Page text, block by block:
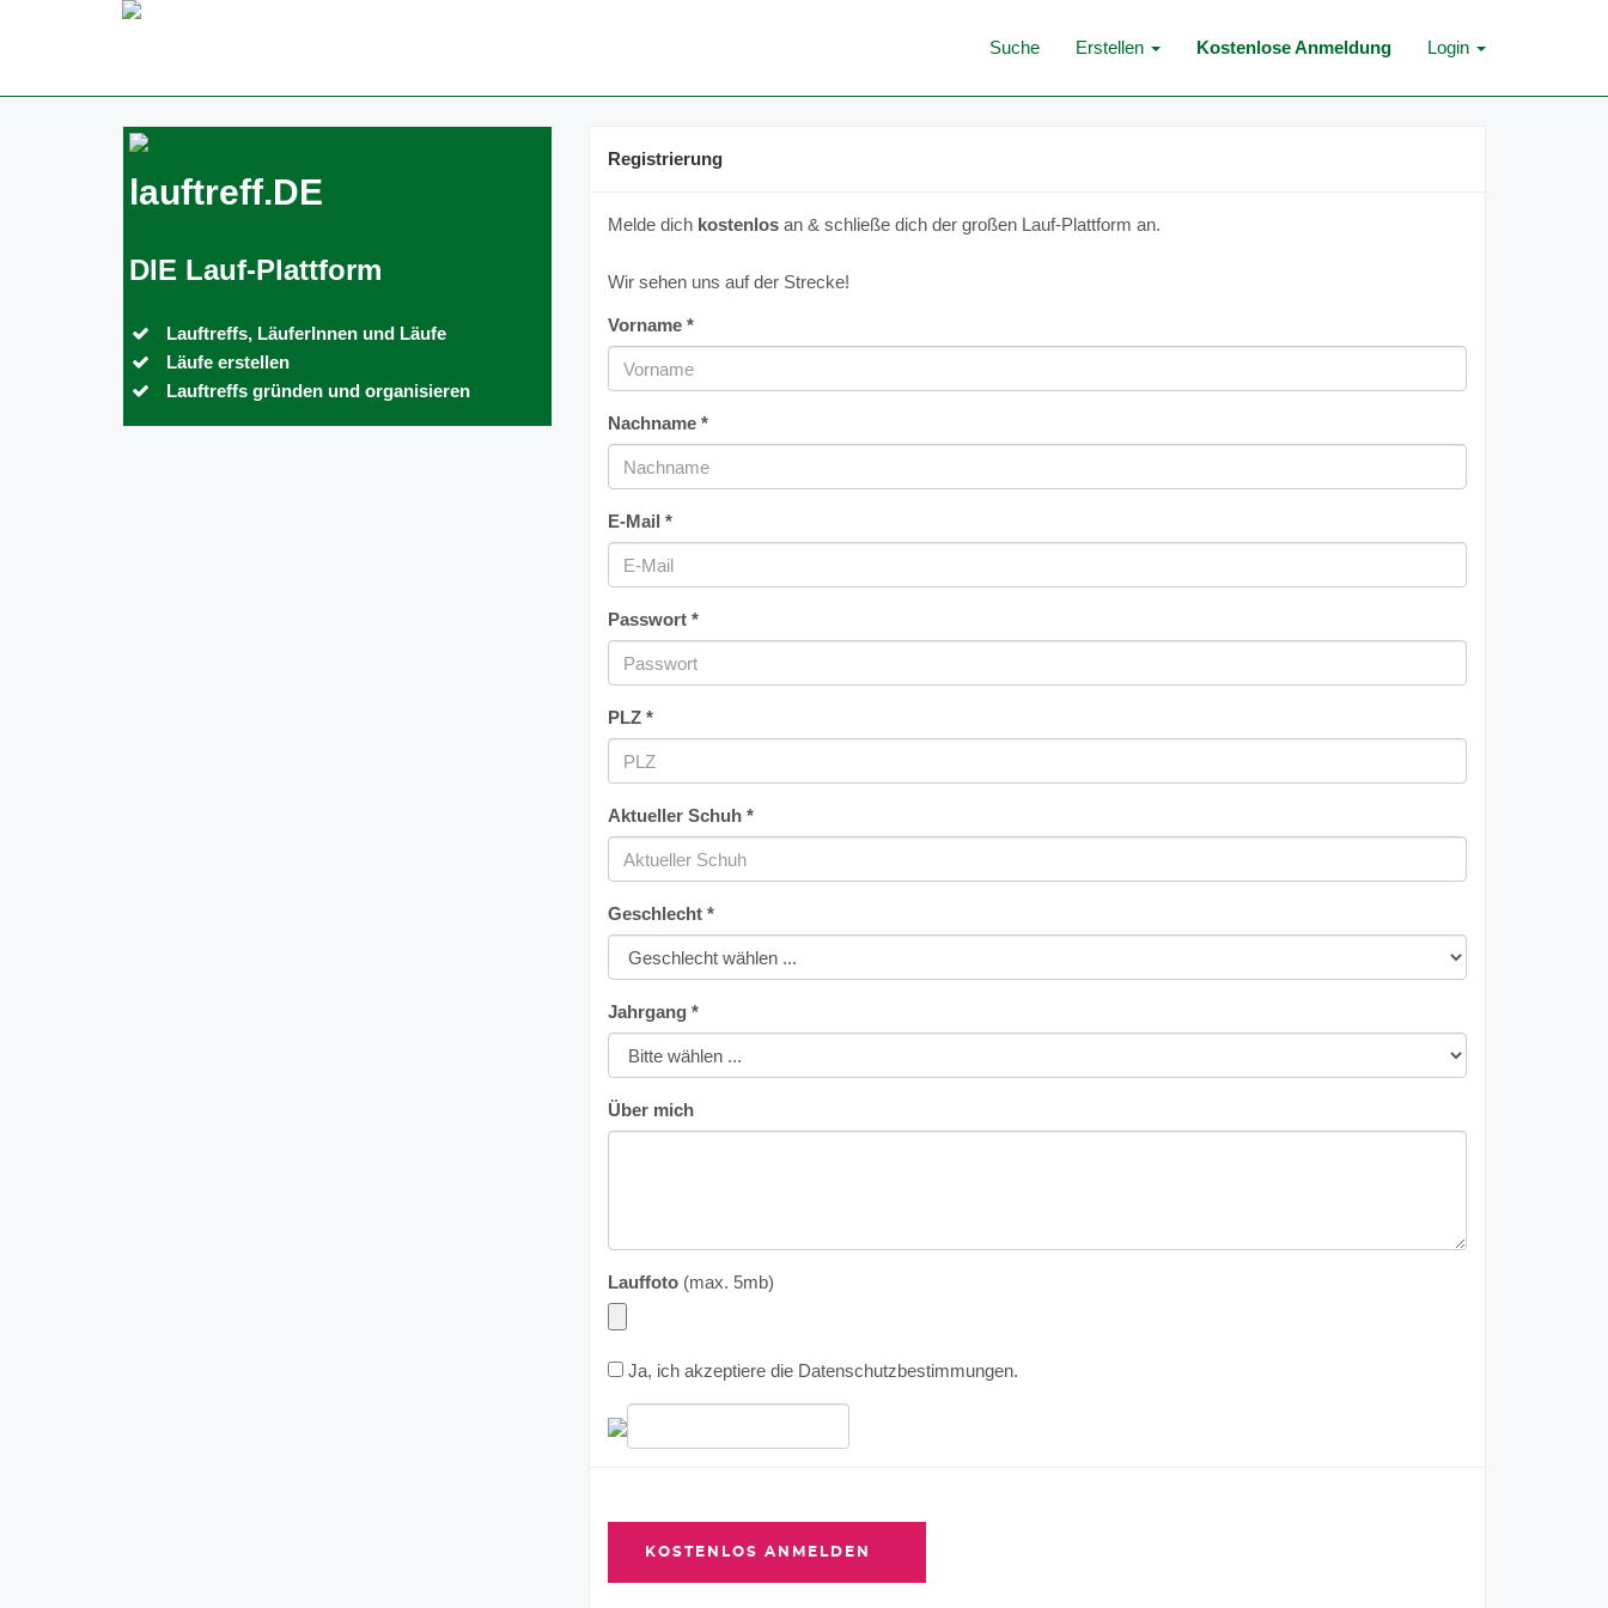
Suche Erstellen Kostenlose Anmeldung Login
lauftreff.DE
DIE Lauf-Plattform
Lauftreffs, LäuferInnen und Läufe
Läufe erstellen
Lauftreffs gründen und organisieren
Registrierung
Melde dich kostenlos an & schließe dich der großen Lauf-Plattform an.
Wir sehen uns auf der Strecke!
Vorname *
Nachname *
E-Mail *
Passwort *
PLZ *
Aktueller Schuh *
Geschlecht *
Jahrgang *
Über mich
Lauffoto (max. 5mb)
Ja, ich akzeptiere die Datenschutzbestimmungen.